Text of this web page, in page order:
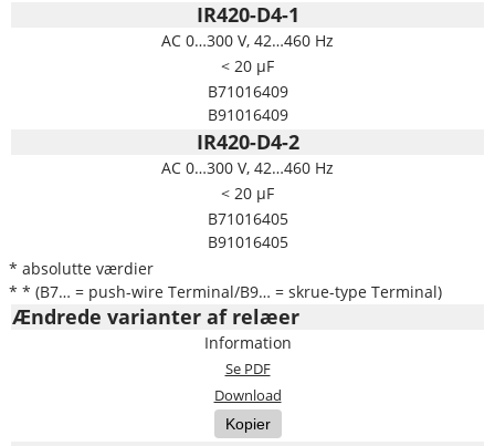
IR420-D4-1
AC 0…300 V, 42…460 Hz
< 20 µF
B71016409
B91016409
IR420-D4-2
AC 0…300 V, 42…460 Hz
< 20 µF
B71016405
B91016405
* absolutte værdier
* * (B7… = push-wire Terminal/B9… = skrue-type Terminal)
Ændrede varianter af relæer
Information
Se PDF
Download
Kopier